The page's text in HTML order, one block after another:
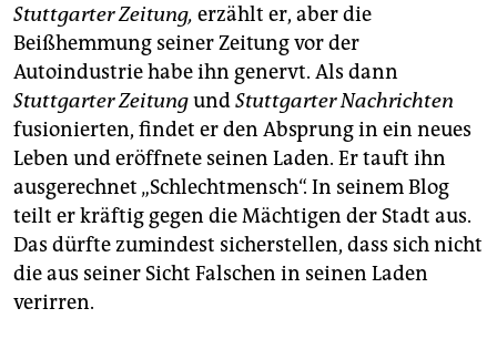
Stuttgarter Zeitung, erzählt er, aber die
Beißhemmung seiner Zeitung vor der
Autoindustrie habe ihn genervt. Als dann
Stuttgarter ZeitungundStuttgarter Nachrichten
fusionierten, findet er den Absprung in ein neues
Leben und eröffnete seinen Laden. Er tauft ihn
ausgerechnet „Schlechtmensch“. In seinem Blog
teilt er kräftig gegen die Mächtigen der Stadt aus.
Das dürfte zumindest sicherstellen, dass sich nicht
die aus seiner Sicht Falschen in seinen Laden
verirren.